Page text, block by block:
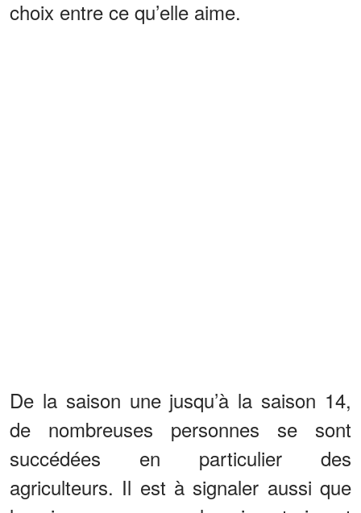
choix entre ce qu’elle aime.
De la saison une jusqu’à la saison 14,
de nombreuses personnes se sont
succédées en particulier des
agriculteurs. Il est à signaler aussi que